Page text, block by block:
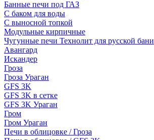
Банные печи под ГАЗ
С баком для воды
С выносной топкой
Модульные кирпичные
Чугунные печи Технолит для русской бани
Авангард
Искандер
Гроза
Гроза Ураган
GFS 3K
GFS 3K в сетке
GFS 3K Ураган
Гром
Гром Ураган
Печи в облицовке / Гроза